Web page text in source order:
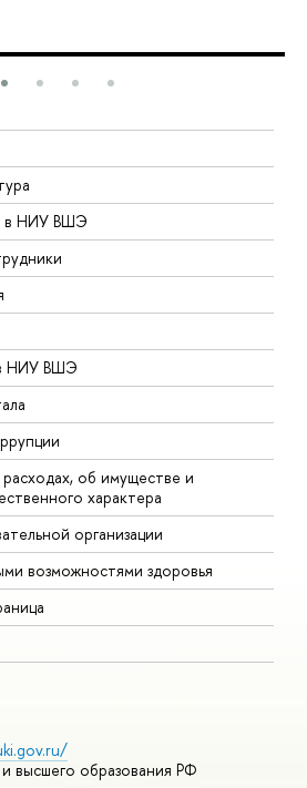
в НИУ ВШЭ
НИУ ВШЭ
об имуществе и
характера
организации
возможностями здоровья
высшего образования РФ